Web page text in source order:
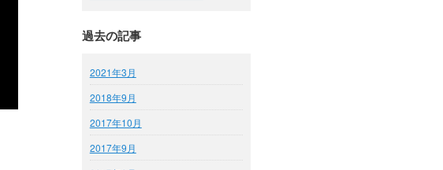
過去の記事
2021年3月
2018年9月
2017年10月
2017年9月